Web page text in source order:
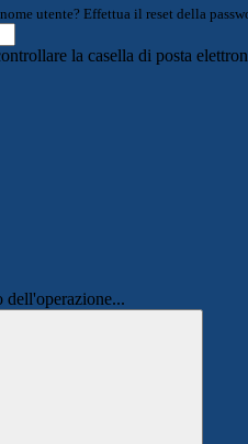
utente? Effettua il reset della
la casella di posta
dell'operazione...